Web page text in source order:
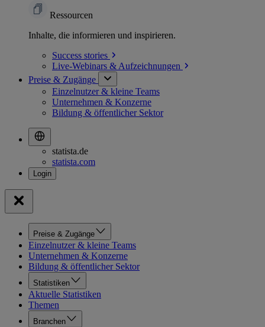
Ressourcen
Inhalte, die informieren und inspirieren.
Success stories
Live-Webinars & Aufzeichnungen
Preise & Zugänge
Einzelnutzer & kleine Teams
Unternehmen & Konzerne
Bildung & öffentlicher Sektor
statista.de
statista.com
Preise & Zugänge
Einzelnutzer & kleine Teams
Unternehmen & Konzerne
Bildung & öffentlicher Sektor
Statistiken
Aktuelle Statistiken
Themen
Branchen